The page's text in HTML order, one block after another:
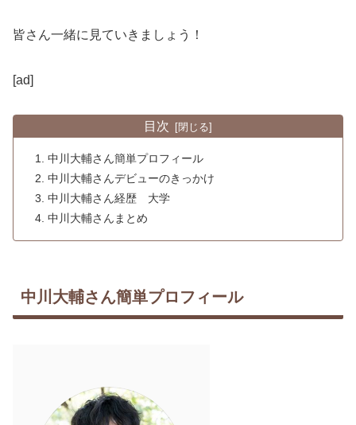
皆さん一緒に見ていきましょう！
[ad]
目次
中川大輔さん簡単プロフィール
中川大輔さんデビューのきっかけ
中川大輔さん経歴 大学
中川大輔さんまとめ
中川大輔さん簡単プロフィール